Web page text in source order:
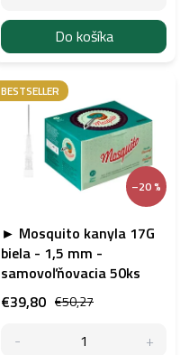
Do košíka
BESTSELLER
–20 %
► Mosquito kanyla 17G
biela - 1,5 mm -
samovoľňovacia 50ks
€50,27
€39,80